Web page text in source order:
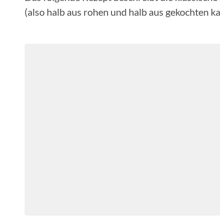
(also halb aus rohen und halb aus gekochten